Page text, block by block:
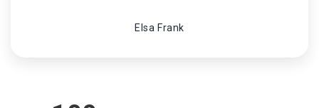
Elsa Frank